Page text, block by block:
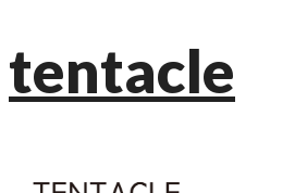
tentacle